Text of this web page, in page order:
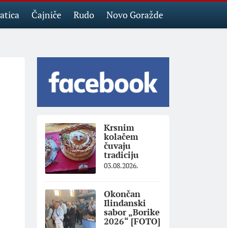
Čajniče Rudo Novo Goražde
Krsnim
kolačem
čuvaju
tradiciju
03.08.2026.
Okončan
Ilindanski
sabor „Borike
2026“ [FOTO]